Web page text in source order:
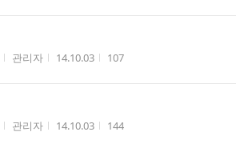
작성자
관리자 작성시간
14.10.03 조회수
107
작성자
관리자 작성시간
14.10.03 조회수
144